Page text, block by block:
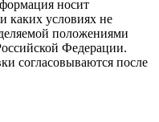
носит
каких условиях не
положениями
Федерации.
согласовываются после